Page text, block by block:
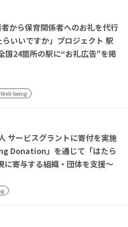
から保育関係者へのお礼を代行
らいいですか」プロジェクト 駅
国24箇所の駅に“お礼広告”を掲
being
サービスグラントに寄付を実施
Donation」を通じて「はたら
に寄与する組織・団体を支援～